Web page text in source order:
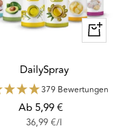
DailySpray
379 Bewertungen
Angebotspreis
Ab 5,99 €
36,99 €/l